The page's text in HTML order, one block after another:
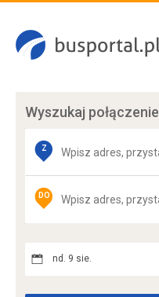
Wyszukaj połączenie
Z
DO
nd. 9 sie.